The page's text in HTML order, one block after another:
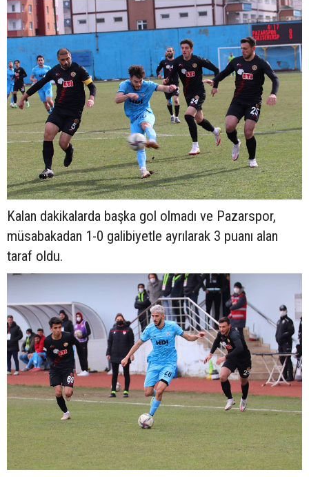
Kalan dakikalarda başka gol olmadı ve Pazarspor,
müsabakadan 1-0 galibiyetle ayrılarak 3 puanı alan
taraf oldu.